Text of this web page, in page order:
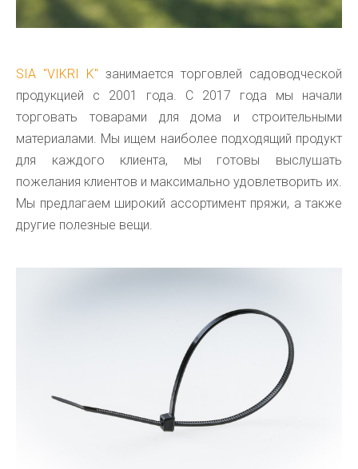
SIA "VIKRI K" занимается торговлей садоводческой
продукцией с 2001 года. С 2017 года мы начали
торговать товарами для дома и строительными
материалами. Мы ищем наиболее подходящий продукт
для каждого клиента, мы готовы выслушать
пожелания клиентов и максимально удовлетворить их.
Мы предлагаем широкий ассортимент пряжи, а также
другие полезные вещи.